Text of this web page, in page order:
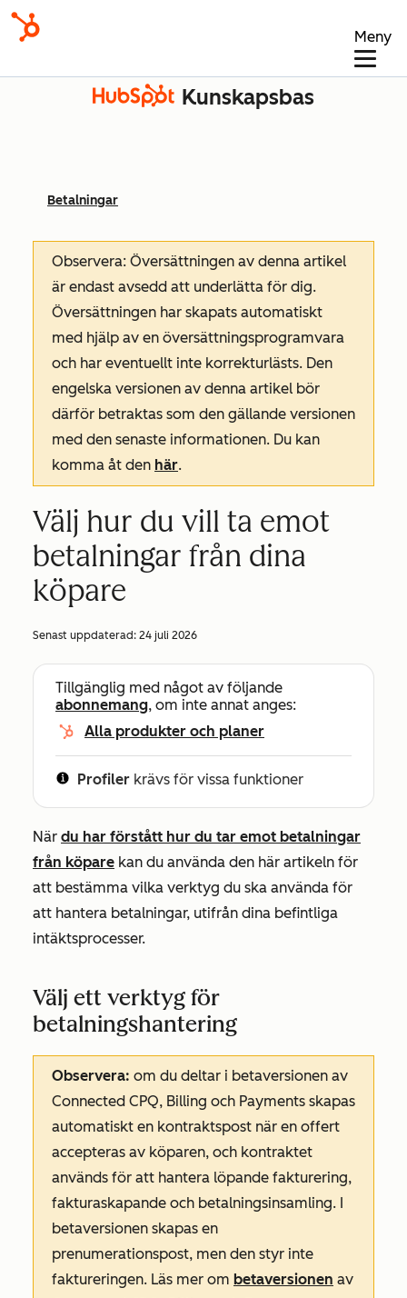
Meny
Kunskapsbas
Betalningar
Observera: Översättningen av denna artikel
är endast avsedd att underlätta för dig.
Översättningen har skapats automatiskt
med hjälp av en översättningsprogramvara
och har eventuellt inte korrekturlästs. Den
engelska versionen av denna artikel bör
därför betraktas som den gällande versionen
med den senaste informationen. Du kan
komma åt den här.
Välj hur du vill ta emot
betalningar från dina
köpare
Senast uppdaterad: 24 juli 2026
Tillgänglig med något av följande
abonnemang, om inte annat anges:
Alla produkter och planer
Profiler krävs för vissa funktioner
När du har förstått hur du tar emot betalningar
från köpare kan du använda den här artikeln för
att bestämma vilka verktyg du ska använda för
att hantera betalningar, utifrån dina befintliga
intäktsprocesser.
Välj ett verktyg för
betalningshantering
Observera: om du deltar i betaversionen av
Connected CPQ, Billing och Payments skapas
automatiskt en kontraktspost när en offert
accepteras av köparen, och kontraktet
används för att hantera löpande fakturering,
fakturaskapande och betalningsinsamling. I
betaversionen skapas en
prenumerationspost, men den styr inte
faktureringen. Läs mer om betaversionen av